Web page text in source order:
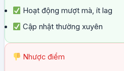
Hoạt động mượt mà, ít lag
Cập nhật thường xuyên
Nhược điểm